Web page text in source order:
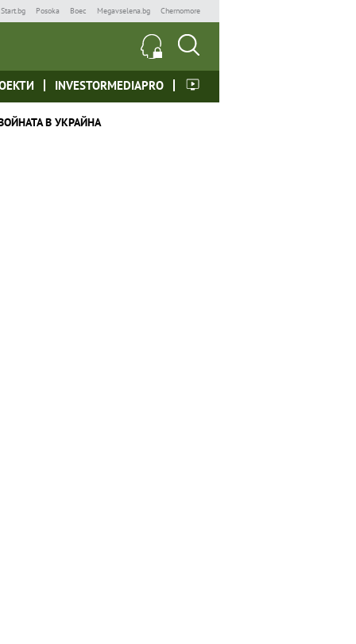
Start.bg Posoka Boec Megavselena.bg Chernomore
INVESTORMEDIAPRO
В УКРАЙНА